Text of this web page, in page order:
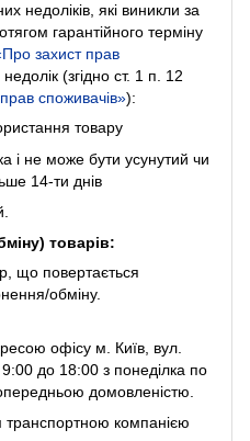
недоліків, які виникли за
гарантійного терміну
захист прав
(згідно ст. 1 п. 12
споживачів»):
товару
і не може бути усунутий чи
14-ти днів
товарів:
що повертається
обміну.
офісу м. Київ, вул.
до 18:00 з понеділка по
домовленістю.
транспортною компанією